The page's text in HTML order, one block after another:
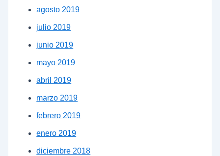
agosto 2019
julio 2019
junio 2019
mayo 2019
abril 2019
marzo 2019
febrero 2019
enero 2019
diciembre 2018